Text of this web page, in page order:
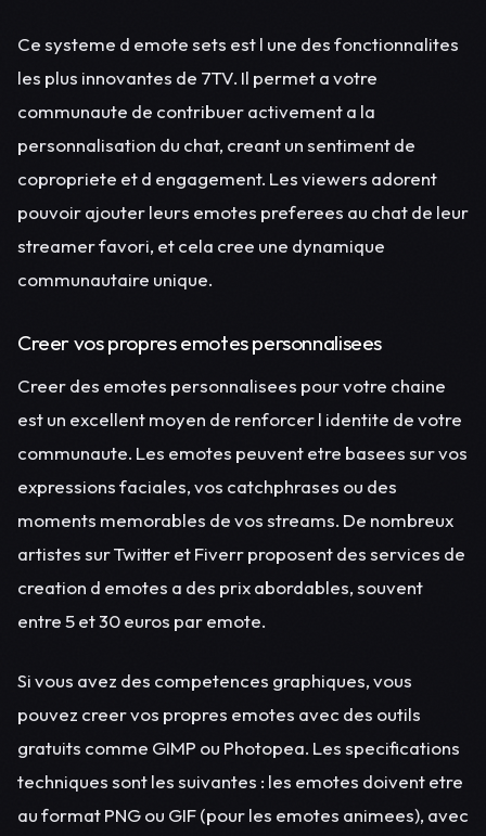
Ce systeme d emote sets est l une des fonctionnalites
les plus innovantes de 7TV. Il permet a votre
communaute de contribuer activement a la
personnalisation du chat, creant un sentiment de
copropriete et d engagement. Les viewers adorent
pouvoir ajouter leurs emotes preferees au chat de leur
streamer favori, et cela cree une dynamique
communautaire unique.
Creer vos propres emotes personnalisees
Creer des emotes personnalisees pour votre chaine
est un excellent moyen de renforcer l identite de votre
communaute. Les emotes peuvent etre basees sur vos
expressions faciales, vos catchphrases ou des
moments memorables de vos streams. De nombreux
artistes sur Twitter et Fiverr proposent des services de
creation d emotes a des prix abordables, souvent
entre 5 et 30 euros par emote.
Si vous avez des competences graphiques, vous
pouvez creer vos propres emotes avec des outils
gratuits comme GIMP ou Photopea. Les specifications
techniques sont les suivantes : les emotes doivent etre
au format PNG ou GIF (pour les emotes animees), avec